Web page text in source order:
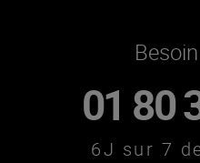
01 80
6J sur 7